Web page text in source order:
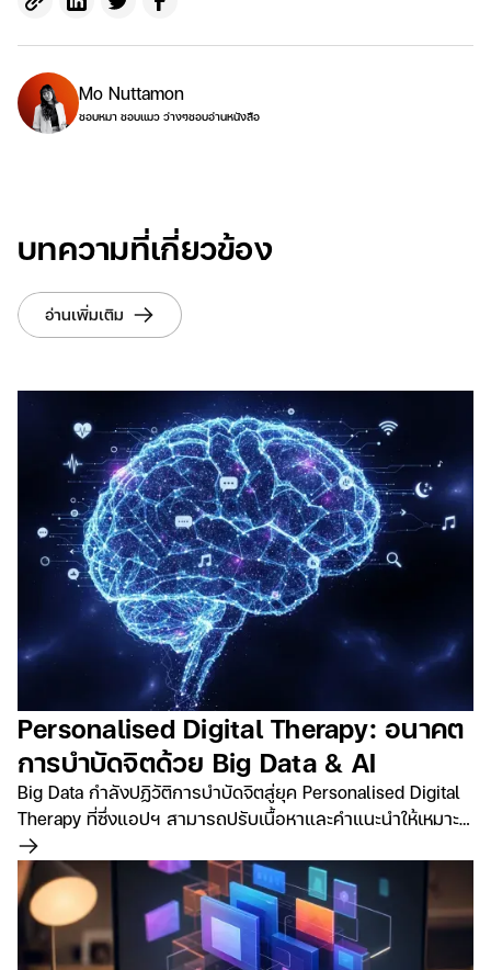
Mo Nuttamon
ชอบหมา ชอบแมว ว่างๆชอบอ่านหนังสือ
บทความที่เกี่ยวข้อง
อ่านเพิ่มเติม
Personalised Digital Therapy: อนาคต
การบำบัดจิตด้วย Big Data & AI
Big Data กำลังปฏิวัติการบำบัดจิตสู่ยุค Personalised Digital
Therapy ที่ซึ่งแอปฯ สามารถปรับเนื้อหาและคำแนะนำให้เหมาะ
กับผู้ใช้แต่ละคนได้แบบ real-time
อ่านเพิ่มเติม